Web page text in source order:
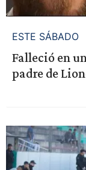
ESTE SÁBADO
Falleció en
padre de